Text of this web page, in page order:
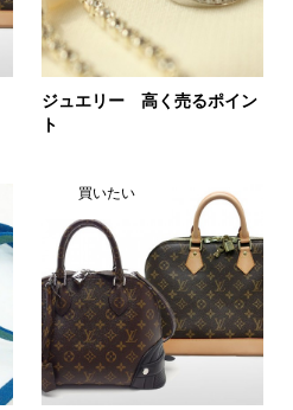
ジュエリー 高く売るポイン
ト
買いたい